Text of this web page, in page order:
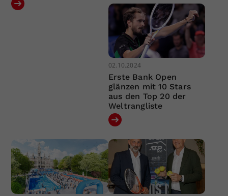
02.10.2024
Erste Bank Open
glänzen mit 10 Stars
aus den Top 20 der
Weltrangliste